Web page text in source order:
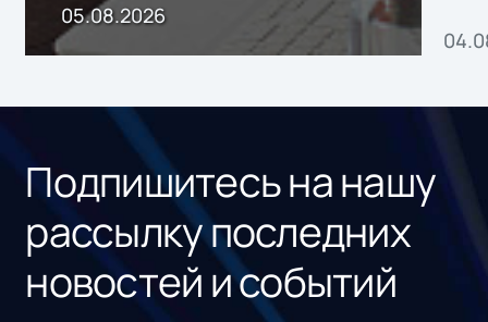
05.08.2026
Подпишитесь на нашу
рассылку последних
новостей и событий